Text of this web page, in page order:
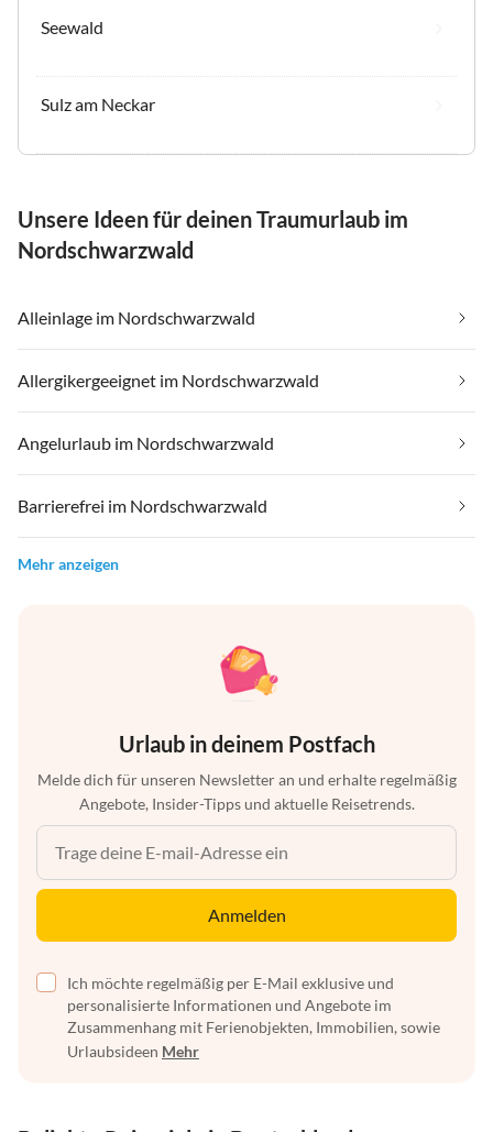
Seewald
Sulz am Neckar
Unsere Ideen für deinen Traumurlaub im
Nordschwarzwald
Alleinlage im Nordschwarzwald
Allergikergeeignet im Nordschwarzwald
Angelurlaub im Nordschwarzwald
Barrierefrei im Nordschwarzwald
Mehr anzeigen
Urlaub in deinem Postfach
Melde dich für unseren Newsletter an und erhalte regelmäßig
Angebote, Insider-Tipps und aktuelle Reisetrends.
Anmelden
Ich möchte regelmäßig per E-Mail exklusive und
personalisierte Informationen und Angebote im
Zusammenhang mit Ferienobjekten, Immobilien, sowie
Urlaubsideen Mehr